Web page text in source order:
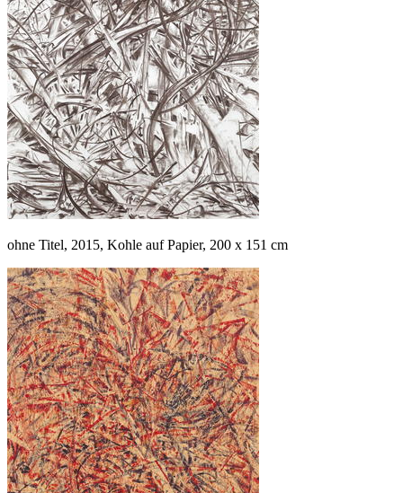
ohne Titel, 2015, Kohle auf Papier, 200 x 151 cm